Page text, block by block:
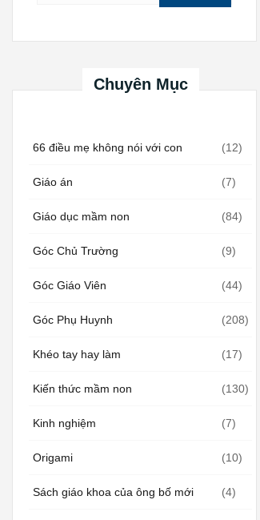
Chuyên Mục
66 điều mẹ không nói với con (12)
Giáo án (7)
Giáo dục mầm non (84)
Góc Chủ Trường (9)
Góc Giáo Viên (44)
Góc Phụ Huynh (208)
Khéo tay hay làm (17)
Kiến thức mầm non (130)
Kinh nghiệm (7)
Origami (10)
Sách giáo khoa của ông bố mới (4)